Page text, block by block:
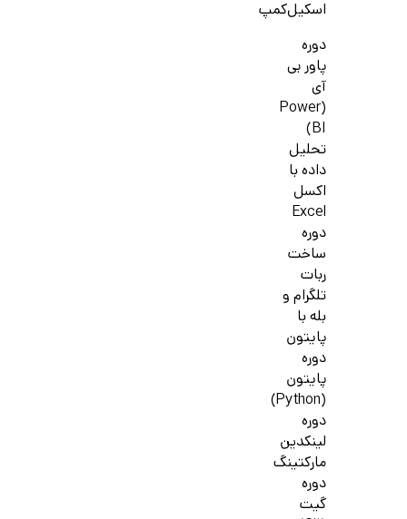
اسکیل‌کمپ
دوره
پاور بی
آی
(Power
BI)
تحلیل
داده با
اکسل
Excel
دوره
ساخت
ربات
تلگرام و
بله با
پایتون
دوره
پایتون
(Python)
دوره
لینکدین
مارکتینگ
دوره
گیت